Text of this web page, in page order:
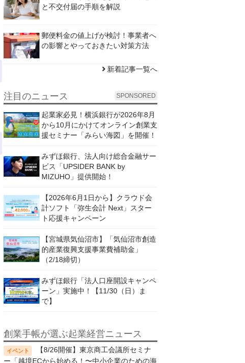
と不交付届の手順を解説
郵便料金の値上げが検討！事業者へ
の影響とやっておきたい対策方法
新着記事一覧へ
注目のニュース SPONSORED
起業家必見！横浜銀行が2026年8月
から10月にかけてオンライン創業支
援セミナー「みらい海図」を開催！
みずほ銀行、法人向け総合金融サー
ビス「UPSIDER BANK by
MIZUHO」提供開始！
【2026年6月1日から】クラウド会
計ソフト「弥生会計 Next」スター
ト応援キャンペーン
【宮城県気仙沼市】「気仙沼市創造
的産業復興支援事業費補助金」
（2/18締切）
みずほ銀行「法人口座開設キャンペ
ーン」実施中！【11/30（日）ま
で】
創業手帳が選ぶ起業経営ニュース
【8/26開催】東京商工会議所セミナ
ー「越境ECから始める！〜中小企業のための海